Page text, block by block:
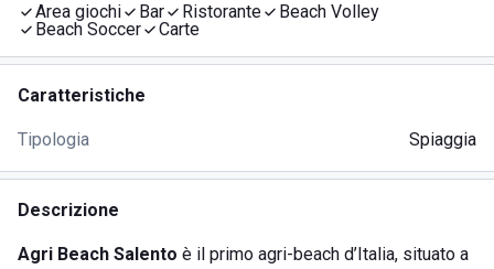
Area giochi Bar Ristorante
Beach Volley
Beach Soccer
Carte
Caratteristiche
Tipologia Spiaggia
Descrizione
Agri Beach Salento è il primo agri-beach d’Italia, situato a